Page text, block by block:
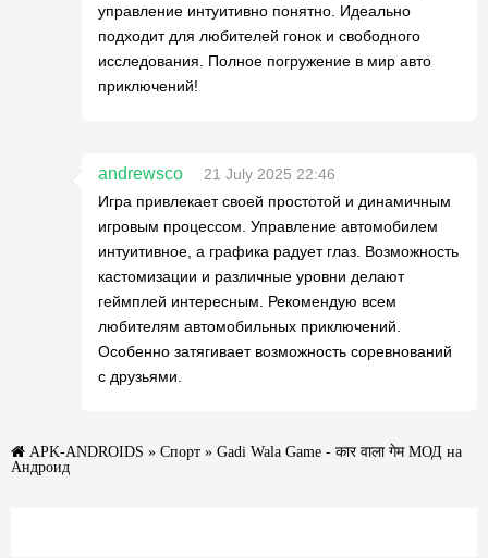
управление интуитивно понятно. Идеально
подходит для любителей гонок и свободного
исследования. Полное погружение в мир авто
приключений!
andrewsco
21 July 2025 22:46
Игра привлекает своей простотой и динамичным
игровым процессом. Управление автомобилем
интуитивное, а графика радует глаз. Возможность
кастомизации и различные уровни делают
геймплей интересным. Рекомендую всем
любителям автомобильных приключений.
Особенно затягивает возможность соревнований
с друзьями.
APK-ANDROIDS » Спорт » Gadi Wala Game - कार वाला गेम МОД на
Андроид